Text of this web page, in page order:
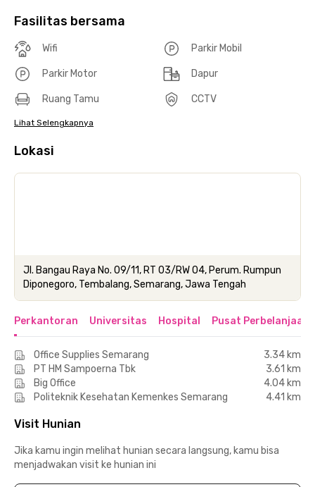
Fasilitas bersama
Wifi Parkir Mobil
Parkir Motor Dapur
Ruang Tamu CCTV
Lihat Selengkapnya
Lokasi
Jl. Bangau Raya No. 09/11, RT 03/RW 04, Perum. Rumpun
Diponegoro, Tembalang, Semarang, Jawa Tengah
Perkantoran Universitas Hospital Pusat Perbelanjaan
Office Supplies Semarang
3.34 km
PT HM Sampoerna Tbk
3.61 km
Big Office
4.04 km
Politeknik Kesehatan Kemenkes Semarang
4.41 km
Visit Hunian
Jika kamu ingin melihat hunian secara langsung, kamu bisa
menjadwakan visit ke hunian ini